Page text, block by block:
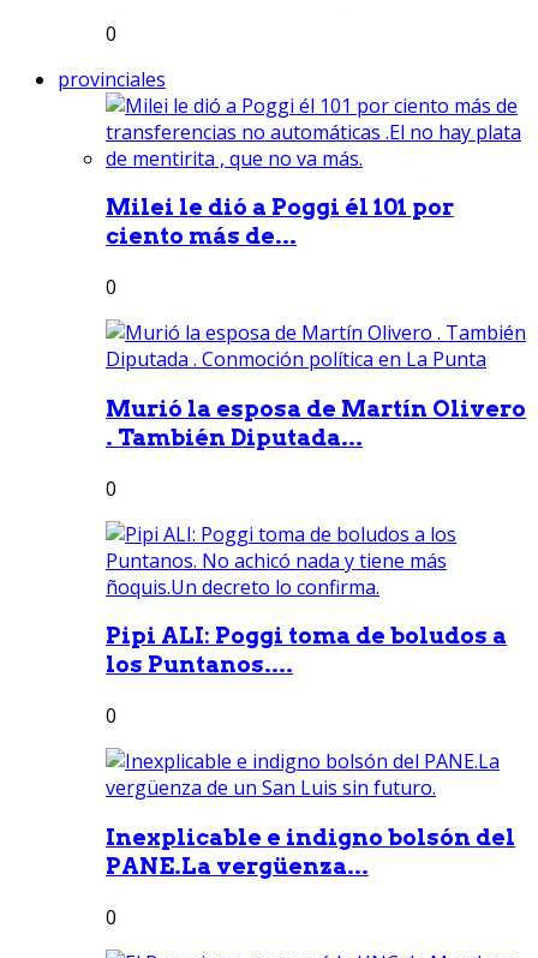
0
provinciales
Milei le dió a Poggi él 101 por
ciento más de...
0
Murió la esposa de Martín Olivero
. También Diputada...
0
Pipi ALI: Poggi toma de boludos a
los Puntanos....
0
Inexplicable e indigno bolsón del
PANE.La vergüenza...
0